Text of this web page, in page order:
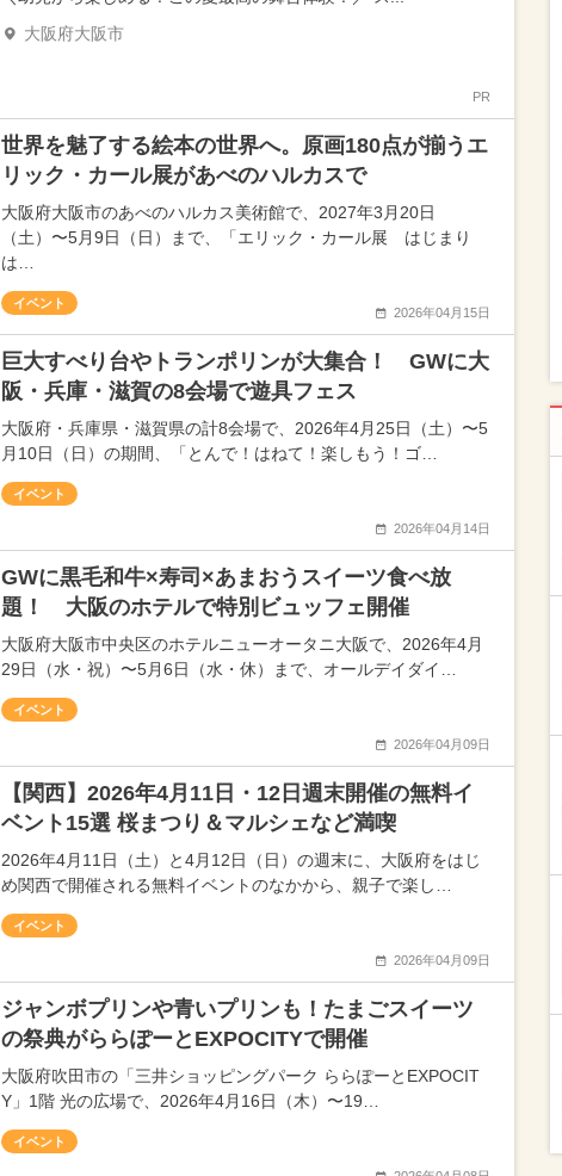
大阪府大阪市
PR
世界を魅了する絵本の世界へ。原画180点が揃うエ
リック・カール展があべのハルカスで
大阪府大阪市のあべのハルカス美術館で、2027年3月20日
（土）〜5月9日（日）まで、「エリック・カール展 はじまり
は…
イベント
2026年04月15日
巨大すべり台やトランポリンが大集合！ GWに大
阪・兵庫・滋賀の8会場で遊具フェス
大阪府・兵庫県・滋賀県の計8会場で、2026年4月25日（土）〜5
月10日（日）の期間、「とんで！はねて！楽しもう！ゴ…
イベント
2026年04月14日
GWに黒毛和牛×寿司×あまおうスイーツ食べ放
題！ 大阪のホテルで特別ビュッフェ開催
大阪府大阪市中央区のホテルニューオータニ大阪で、2026年4月
29日（水・祝）〜5月6日（水・休）まで、オールデイダイ…
イベント
2026年04月09日
【関西】2026年4月11日・12日週末開催の無料イ
ベント15選 桜まつり＆マルシェなど満喫
2026年4月11日（土）と4月12日（日）の週末に、大阪府をはじ
め関西で開催される無料イベントのなかから、親子で楽し…
イベント
2026年04月09日
ジャンボプリンや青いプリンも！たまごスイーツ
の祭典がららぽーとEXPOCITYで開催
大阪府吹田市の「三井ショッピングパーク ららぽーとEXPOCIT
Y」1階 光の広場で、2026年4月16日（木）〜19…
イベント